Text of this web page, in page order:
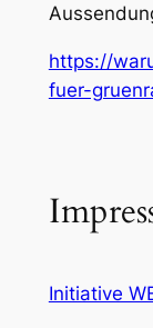
https://
fuer-
Initiative